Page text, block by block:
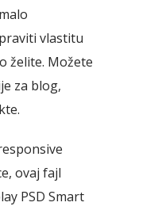
vlastitu
želite. Možete
za blog,
ovaj fajl
PSD Smart